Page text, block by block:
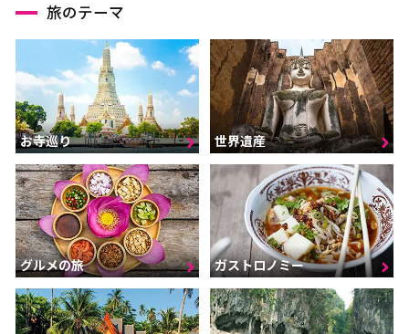
旅のテーマ
お寺巡り 世界遺産
グルメの旅 ガストロノミー